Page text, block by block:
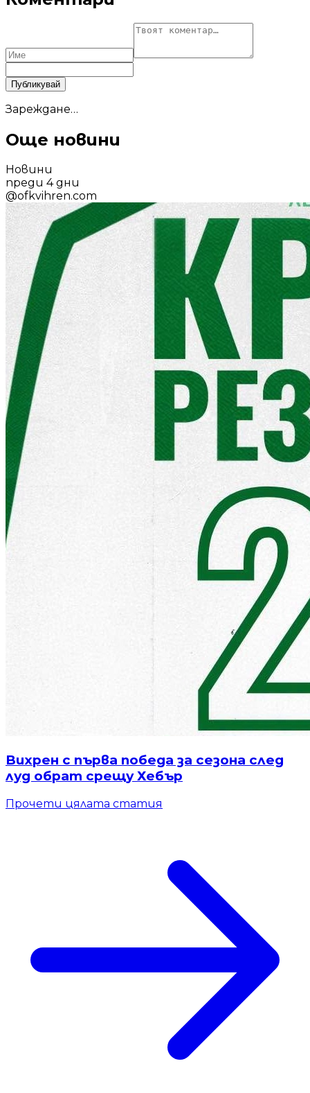
Публикувай
Зареждане…
Още новини
Новини
преди 4 дни
@ofkvihren.com
Вихрен с първа победа за сезона след
луд обрат срещу Хебър
Прочети цялата статия